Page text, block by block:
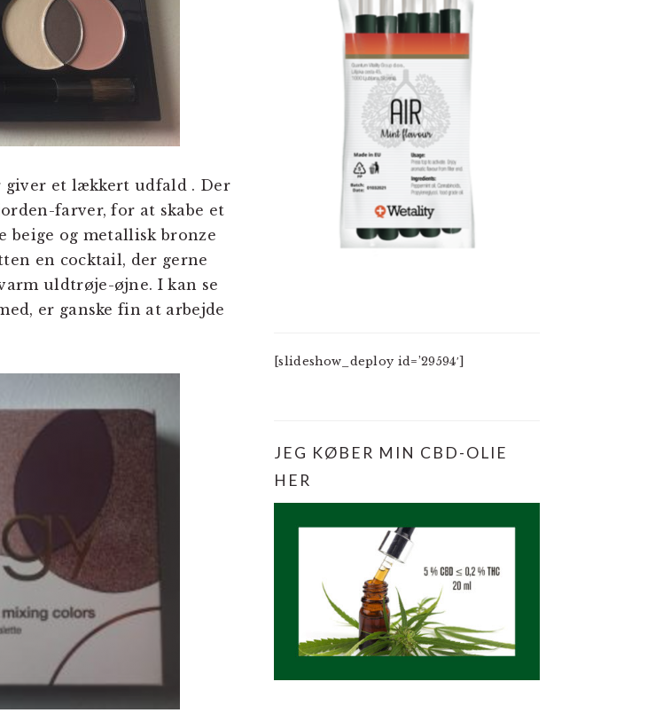
giver et lækkert udfald . Der
farver, for at skabe et
beige og metallisk bronze
en cocktail, der gerne
uldtrøje-øjne. I kan se
er ganske fin at arbejde
[slideshow_deploy id=’29594′]
JEG KØBER MIN CBD-OLIE
HER